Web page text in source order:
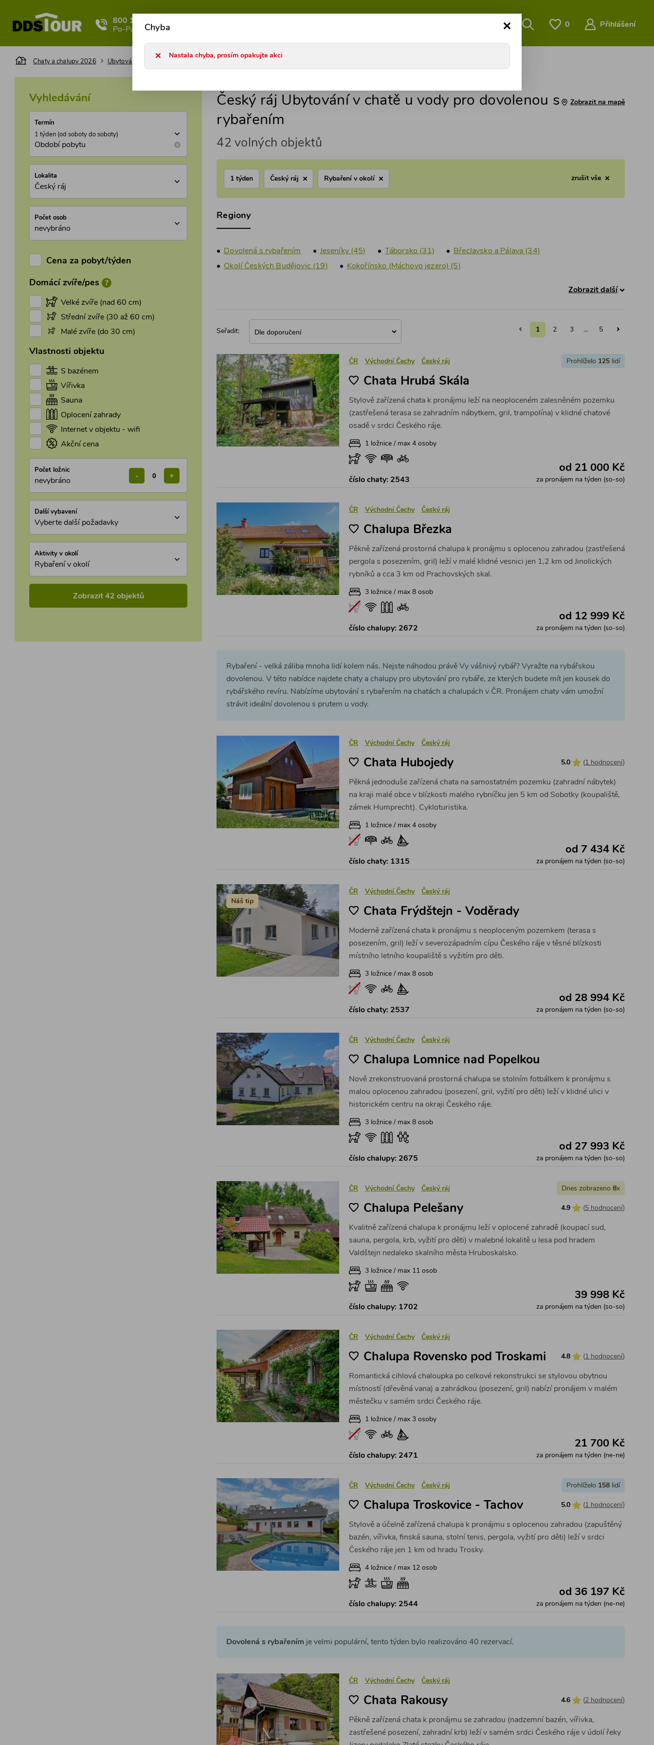
800 101 127
Po-Pá 8-17h
0 Přihlášení
Chaty a chalupy 2026 Ubytování v chatě u vody pro dovolenou s rybařením
Vyhledávání
Termín
1 týden (od soboty do soboty)
Období pobytu
Lokalita
Český ráj
Počet osob
nevybráno
Cena za pobyt/týden
Domácí zvíře/pes ?
Velké zvíře (nad 60 cm)
Střední zvíře (30 až 60 cm)
Malé zvíře (do 30 cm)
Vlastnosti objektu
S bazénem
Vířivka
Sauna
Oplocení zahrady
Internet v objektu - wifi
Akční cena
Počet ložnic
nevybráno
- +
Další vybavení
Vyberte další požadavky
Aktivity v okolí
Rybaření v okolí
Zobrazit 42 objektů
Zobrazit na mapě
Český ráj Ubytování v chatě u vody pro dovolenou s
rybařením
42 volných objektů
1 týden Český ráj Rybaření v okolí zrušit vše
Regiony
Dovolená s rybařením Jeseníky (45) Táborsko (31)
Břeclavsko a Pálava (34)
Okolí Českých Budějovic (19)
Kokořínsko (Máchovo jezero) (5)
Zobrazit další
Seřadit: 1 2 3 … 5
ČR Východní Čechy Český ráj Prohlíželo 125lidí
Chata Hrubá Skála
Stylově zařízená chata k pronájmu leží na neoploceném zalesněném pozemku
(zastřešená terasa se zahradním nábytkem, gril, trampolína) v klidné chatové
osadě v srdci Českého ráje.
1 ložnice / max 4 osoby
číslo chaty: 2543
od 21 000 Kč
za pronájem na týden (so-so)
ČR Východní Čechy Český ráj
Chalupa Březka
Pěkně zařízená prostorná chalupa k pronájmu s oplocenou zahradou (zastřešená
pergola s posezením, gril) leží v malé klidné vesnici jen 1,2 km od Jinolických
rybníků a cca 3 km od Prachovských skal.
3 ložnice / max 8 osob
číslo chalupy: 2672
od 12 999 Kč
za pronájem na týden (so-so)
Rybaření - velká záliba mnoha lidí kolem nás. Nejste náhodou právě Vy vášnivý rybář? Vyražte na rybářskou
dovolenou. V této nabídce najdete chaty a chalupy pro ubytování pro rybáře, ze kterých budete mít jen kousek do
rybářského revíru. Nabízíme ubytování s rybařením na chatách a chalupách v ČR. Pronájem chaty vám umožní
strávit ideální dovolenou s prutem u vody.
ČR Východní Čechy Český ráj
Chata Hubojedy 5.0 (1 hodnocení)
Pěkná jednoduše zařízená chata na samostatném pozemku (zahradní nábytek)
na kraji malé obce v blízkosti malého rybníčku jen 5 km od Sobotky (koupaliště,
zámek Humprecht). Cykloturistika.
1 ložnice / max 4 osoby
číslo chaty: 1315
od 7 434 Kč
za pronájem na týden (so-so)
Náš tip
ČR Východní Čechy Český ráj
Chata Frýdštejn - Voděrady
Moderně zařízená chata k pronájmu s neoploceným pozemkem (terasa s
posezením, gril) leží v severozápadním cípu Českého ráje v těsné blízkosti
místního letního koupaliště s vyžitím pro děti.
3 ložnice / max 8 osob
číslo chaty: 2537
od 28 994 Kč
za pronájem na týden (so-so)
ČR Východní Čechy Český ráj
Chalupa Lomnice nad Popelkou
Nově zrekonstruovaná prostorná chalupa se stolním fotbálkem k pronájmu s
malou oplocenou zahradou (posezení, gril, vyžití pro děti) leží v klidné ulici v
historickém centru na okraji Českého ráje.
3 ložnice / max 8 osob
číslo chalupy: 2675
od 27 993 Kč
za pronájem na týden (so-so)
ČR Východní Čechy Český ráj Dnes zobrazeno 8x
Chalupa Pelešany 4.9 (5 hodnocení)
Kvalitně zařízená chalupa k pronájmu leží v oplocené zahradě (koupací sud,
sauna, pergola, krb, vyžití pro děti) v malebné lokalitě u lesa pod hradem
Valdštejn nedaleko skalního města Hruboskalsko.
3 ložnice / max 11 osob
číslo chalupy: 1702
39 998 Kč
za pronájem na týden (so-so)
ČR Východní Čechy Český ráj
Chalupa Rovensko pod Troskami 4.8 (1 hodnocení)
Romantická cihlová chaloupka po celkové rekonstrukci se stylovou obytnou
místností (dřevěná vana) a zahrádkou (posezení, gril) nabízí pronájem v malém
městečku v samém srdci Českého ráje.
1 ložnice / max 3 osoby
číslo chalupy: 2471
21 700 Kč
za pronájem na týden (ne-ne)
ČR Východní Čechy Český ráj Prohlíželo 158lidí
Chalupa Troskovice - Tachov 5.0 (1 hodnocení)
Stylově a účelně zařízená chalupa k pronájmu s oplocenou zahradou (zapuštěný
bazén, vířivka, finská sauna, stolní tenis, pergola, vyžití pro děti) leží v srdci
Českého ráje jen 1 km od hradu Trosky.
4 ložnice / max 12 osob
číslo chalupy: 2544
od 36 197 Kč
za pronájem na týden (ne-ne)
Dovolená s rybařením je velmi populární, tento týden bylo realizováno 40 rezervací.
ČR Východní Čechy Český ráj
Chata Rakousy 4.6 (2 hodnocení)
Pěkně zařízená chata k pronájmu se zahradou (nadzemní bazén, vířivka,
zastřešené posezení, zahradní krb) leží v samém srdci Českého ráje v údolí řeky
Chyba
Nastala chyba, prosím opakujte akci